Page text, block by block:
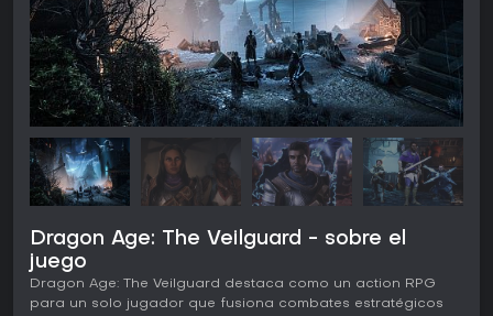
Dragon Age: The Veilguard - sobre el
juego
Dragon Age: The Veilguard destaca como un action RPG
para un solo jugador que fusiona combates estratégicos